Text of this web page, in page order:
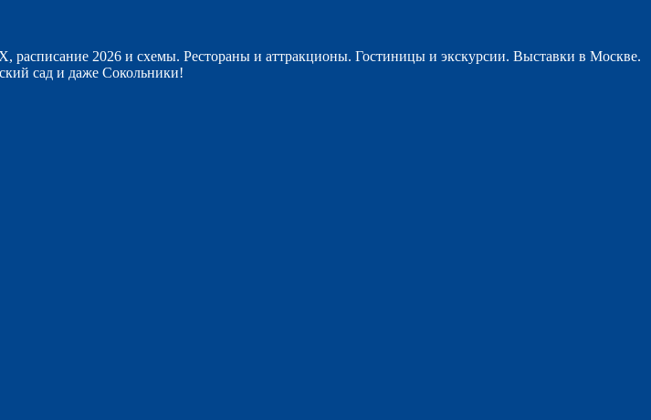
2026 и схемы. Рестораны и аттракционы. Гостиницы и экскурсии. Выставки в Москве.
сад и даже Сокольники!